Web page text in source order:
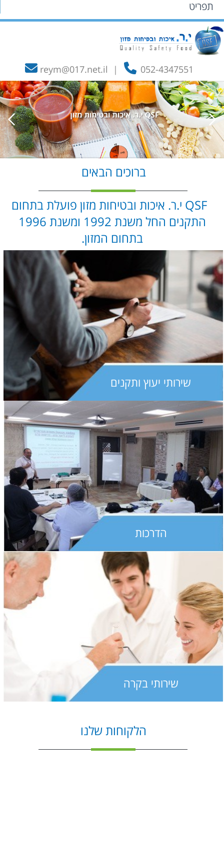
reym@017.net.il | 052-4347551
תפריט
ברוכים הבאים
QSF י.ר. איכות ובטיחות מזון פועלת בתחום
התקנים החל משנת 1992 ומשנת 1996
בתחום המזון.
שירותי יעוץ ותקנים
הדרכות
שירותי בקרה
הלקוחות שלנו